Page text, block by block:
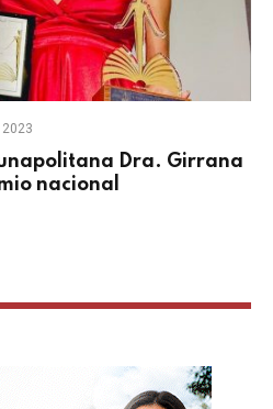
Dra. Girrana
nacional